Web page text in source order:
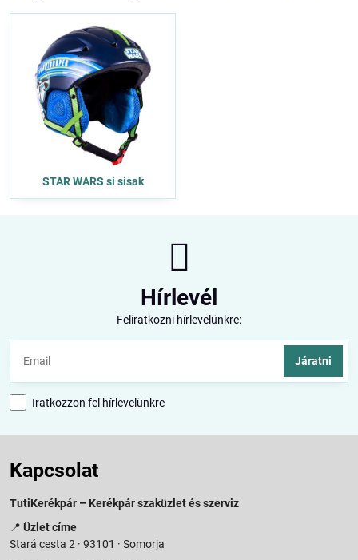
STAR WARS sí sisak
Hírlevél
Feliratkozni hírlevelünkre:
Járatni
Iratkozzon fel hírlevelünkre
Kapcsolat
TutiKerékpár – Kerékpár szaküzlet és szerviz
📍 Üzlet címe
Stará cesta 2 · 93101 · Somorja